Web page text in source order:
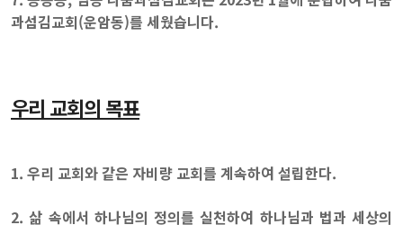
과섬김교회(운암동)를 세웠습니다.
우리 교회의 목표
1. 우리 교회와 같은 자비량 교회를 계속하여 설립한다.
2. 삶 속에서 하나님의 정의를 실천하여 하나님과 법과 세상의